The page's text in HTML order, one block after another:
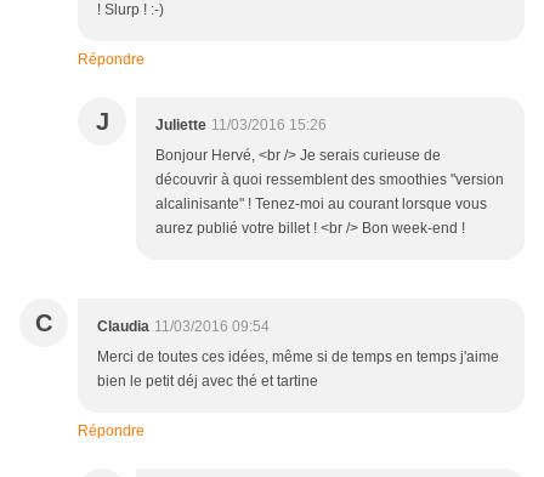
! Slurp ! :-)
Répondre
J Juliette 11/03/2016 15:26
Bonjour Hervé, <br /> Je serais curieuse de
découvrir à quoi ressemblent des smoothies "version
alcalinisante" ! Tenez-moi au courant lorsque vous
aurez publié votre billet ! <br /> Bon week-end !
C Claudia 11/03/2016 09:54
Merci de toutes ces idées, même si de temps en temps j'aime
bien le petit déj avec thé et tartine
Répondre